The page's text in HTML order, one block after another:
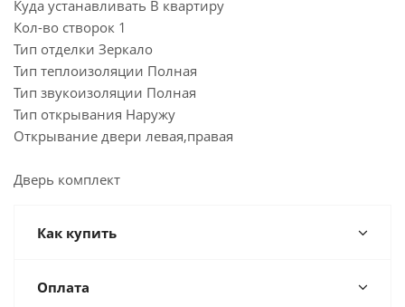
Куда устанавливать В квартиру
Кол-во створок 1
Тип отделки Зеркало
Тип теплоизоляции Полная
Тип звукоизоляции Полная
Тип открывания Наружу
Открывание двери левая,правая
Дверь комплект
Как купить
Оплата